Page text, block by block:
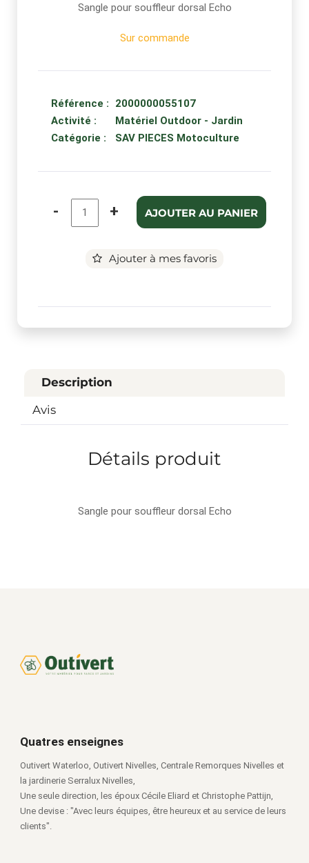
Sangle pour souffleur dorsal Echo
Sur commande
Référence :
2000000055107
Activité :
Matériel Outdoor - Jardin
Catégorie :
SAV PIECES Motoculture
- + AJOUTER AU PANIER
Ajouter à mes favoris
Description
Avis
Détails produit
Sangle pour souffleur dorsal Echo
Quatres enseignes
Outivert Waterloo, Outivert Nivelles, Centrale Remorques Nivelles et
la jardinerie Serralux Nivelles,
Une seule direction, les époux Cécile Eliard et Christophe Pattijn,
Une devise : "Avec leurs équipes, être heureux et au service de leurs
clients".